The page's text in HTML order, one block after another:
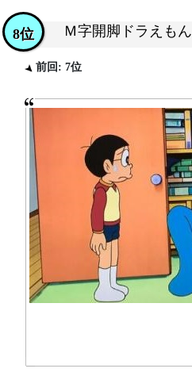
Ｍ字開脚ドラえもん
8位
前回: 7位